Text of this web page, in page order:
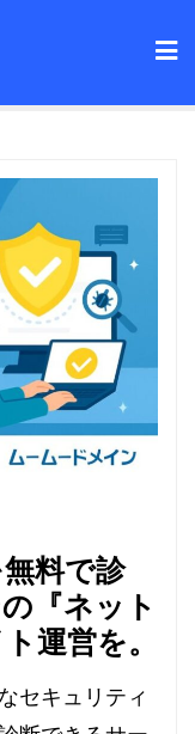
料で診
『ネット
運営を。
セキュリティ